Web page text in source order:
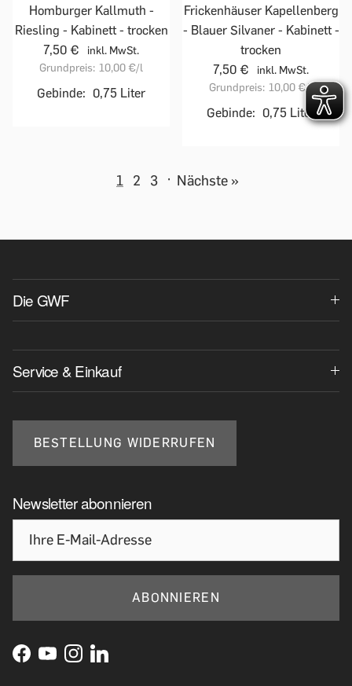
Homburger Kallmuth -
Riesling - Kabinett - trocken
7,50 €
inkl. MwSt.
Grundpreis: 10,00 €/l
Gebinde: 0,75 Liter
Frickenhäuser Kapellenberg
- Blauer Silvaner - Kabinett -
trocken
7,50 €
inkl. MwSt.
Grundpreis: 10,00 €/l
Gebinde: 0,75 Liter
1 2 3 · Nächste »
Die GWF
Service & Einkauf
BESTELLUNG WIDERRUFEN
Newsletter abonnieren
ABONNIEREN